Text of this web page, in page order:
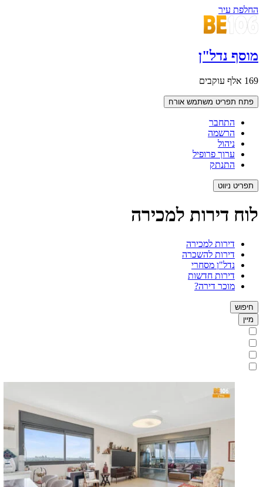
החלפת עיר
מוסף נדל"ן
169 אלף עוקבים
פתח תפריט משתמש אורח
התחבר
הרשמה
ניהול
ערוך פרופיל
התנתק
תפריט ניווט
לוח דירות למכירה
דירות למכירה
דירות להשכרה
נדל"ן מסחרי
דירות חדשות
מוכר דירה?
חיפוש
מיין